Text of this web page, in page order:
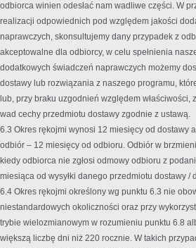
odbiorca winien odesłać nam wadliwe części. W
realizacji odpowiednich pod względem jakości
naprawczych, skonsultujemy dany przypadek z
akceptowalne dla odbiorcy, w celu spełnienia
dodatkowych świadczeń naprawczych możemy
dostawy lub rozwiązania z naszego programu,
lub, przy braku uzgodnień względem właściwości,
wad cechy przedmiotu dostawy zgodnie z ustawą.
6.3 Okres rękojmi wynosi 12 miesięcy od dostawy
odbiór – 12 miesięcy od odbioru. Odbiór w
kiedy odbiorca nie zgłosi odmowy odbioru z
miesiąca od wysyłki danego przedmiotu dostawy /
6.4 Okres rękojmi określony wg punktu 6.3 nie
niestandardowych okoliczności oraz przy
trybie wielozmianowym w rozumieniu punktu 6.8
większą liczbę dni niż 220 rocznie. W takich